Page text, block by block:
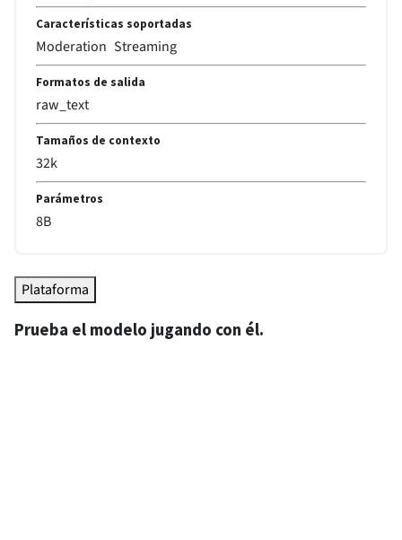
Características soportadas
Moderation Streaming
Formatos de salida
raw_text
Tamaños de contexto
32k
Parámetros
8B
Plataforma
Prueba el modelo jugando con él.